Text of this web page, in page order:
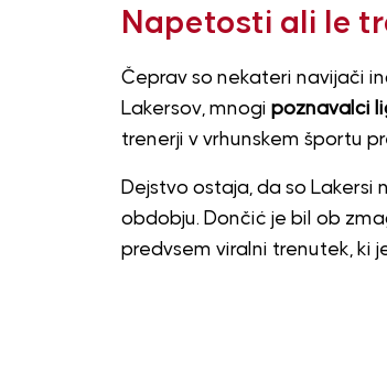
Napetosti ali le
Čeprav so nekateri navijači
Lakersov, mnogi poznavalci
trenerji v vrhunskem športu
Dejstvo ostaja, da so
obdobju. Dončić je bil ob
predvsem viralni trenutek, ki